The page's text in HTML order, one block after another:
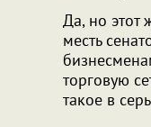
Да, но этот
месть
торговую
такое в